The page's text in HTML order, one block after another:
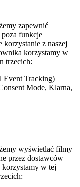
zapewnić
funkcje
z naszej
korzystamy w
trzecich:
Event Tracking)
Mode, Klarna,
wyświetlać filmy
przez dostawców
w tej